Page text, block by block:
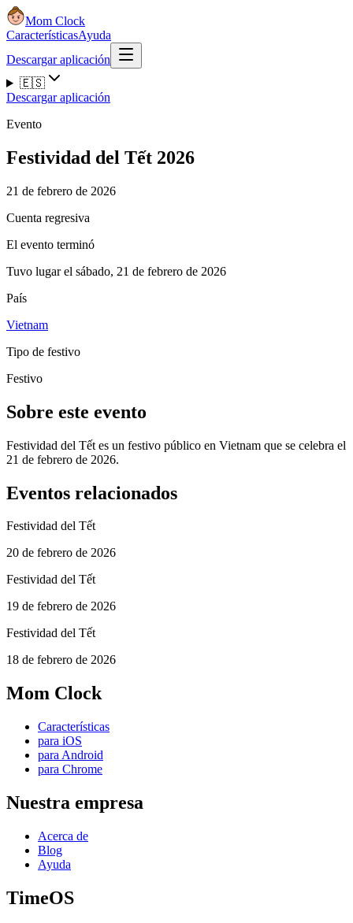
Mom Clock
CaracterísticasAyuda
Descargar aplicación
🇪🇸
Descargar aplicación
Evento
Festividad del Tết 2026
21 de febrero de 2026
Cuenta regresiva
El evento terminó
Tuvo lugar el sábado, 21 de febrero de 2026
País
Vietnam
Tipo de festivo
Festivo
Sobre este evento
Festividad del Tết es un festivo público en Vietnam que se celebra el
21 de febrero de 2026.
Eventos relacionados
Festividad del Tết
20 de febrero de 2026
Festividad del Tết
19 de febrero de 2026
Festividad del Tết
18 de febrero de 2026
Mom Clock
Características
para iOS
para Android
para Chrome
Nuestra empresa
Acerca de
Blog
Ayuda
TimeOS